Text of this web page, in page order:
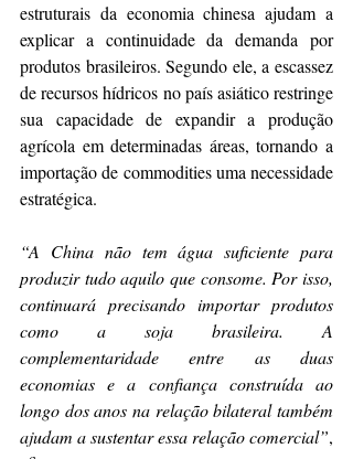
estruturais da economia chinesa ajudam a
explicar a continuidade da demanda por
produtos brasileiros. Segundo ele, a escassez
de recursos hídricos no país asiático restringe
sua capacidade de expandir a produção
agrícola em determinadas áreas, tornando a
importação de commodities uma necessidade
estratégica.
“A China não tem água suficiente para
produzir tudo aquilo que consome. Por isso,
continuará precisando importar produtos
como a soja brasileira. A
complementaridade entre as duas
economias e a confiança construída ao
longo dos anos na relação bilateral também
ajudam a sustentar essa relação comercial”,